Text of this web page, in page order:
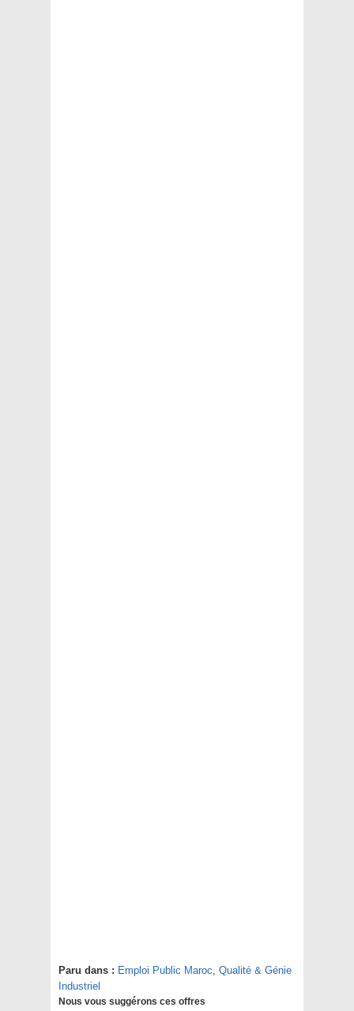
Paru dans : Emploi Public Maroc, Qualité & Génie
Industriel
Nous vous suggérons ces offres